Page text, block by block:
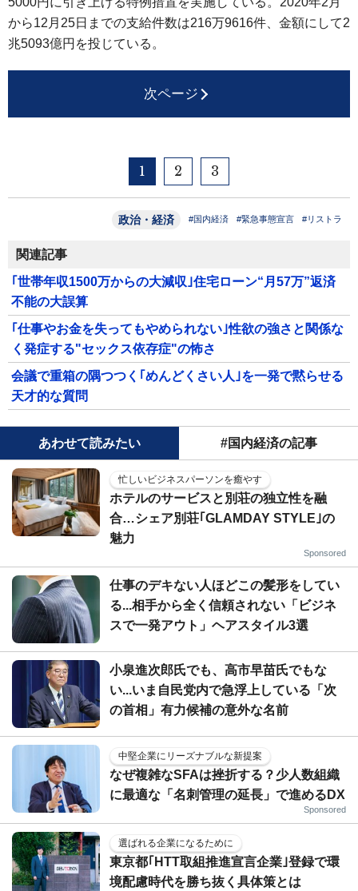
から12月25日までの支給件数は216万9616件、金額にして2
兆5093億円を投じている。
次ページ
1 2 3
政治・経済 #国内経済 #緊急事態宣言 #リストラ
関連記事
｢世帯年収1500万からの大減収｣住宅ローン“月57万”返済
不能の大誤算
｢仕事やお金を失ってもやめられない｣性欲の強さと関係な
く発症する"セックス依存症"の怖さ
会議で重箱の隅つつく｢めんどくさい人｣を一発で黙らせる
天才的な質問
あわせて読みたい #国内経済の記事
忙しいビジネスパーソンを癒やす
ホテルのサービスと別荘の独立性を融
合…シェア別荘｢GLAMDAY STYLE｣の
魅力
Sponsored
仕事のデキない人ほどこの髪形をしてい
る...相手から全く信頼されない「ビジネ
スで一発アウト」ヘアスタイル3選
小泉進次郎氏でも、高市早苗氏でもな
い...いま自民党内で急浮上している「次
の首相」有力候補の意外な名前
中堅企業にリーズナブルな新提案
なぜ複雑なSFAは挫折する？少人数組織
に最適な「名刺管理の延長」で進めるDX
Sponsored
選ばれる企業になるために
東京都｢HTT取組推進宣言企業｣登録で環
境配慮時代を勝ち抜く具体策とは